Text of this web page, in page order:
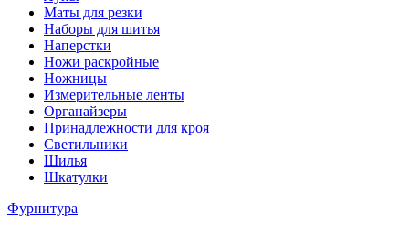
Маты для резки
Наборы для шитья
Наперстки
Ножи раскройные
Ножницы
Измерительные ленты
Органайзеры
Принадлежности для кроя
Светильники
Шилья
Шкатулки
Фурнитура